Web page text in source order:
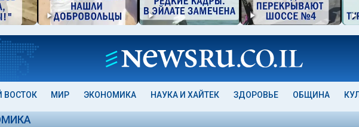
ВОСТОК МИР ЭКОНОМИКА НАУКА И ХАЙТЕК ЗДОРОВЬЕ ОБЩИНА